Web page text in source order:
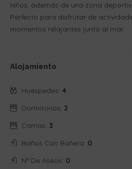
niños, además de una zona
Perfecto para disfrutar de
momentos relajantes junto al mar.
Alojamiento
Huéspedes: 4
Dormitorios: 2
Camas: 3
Baños Con Bañera: 0
Nº De Aseos: 0